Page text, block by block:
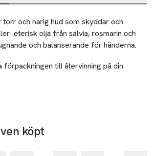
och narig hud som skyddar och
eterisk olja från salvia, rosmarin och
och balanserande för händerna.
förpackningen till återvinning på din
köpt